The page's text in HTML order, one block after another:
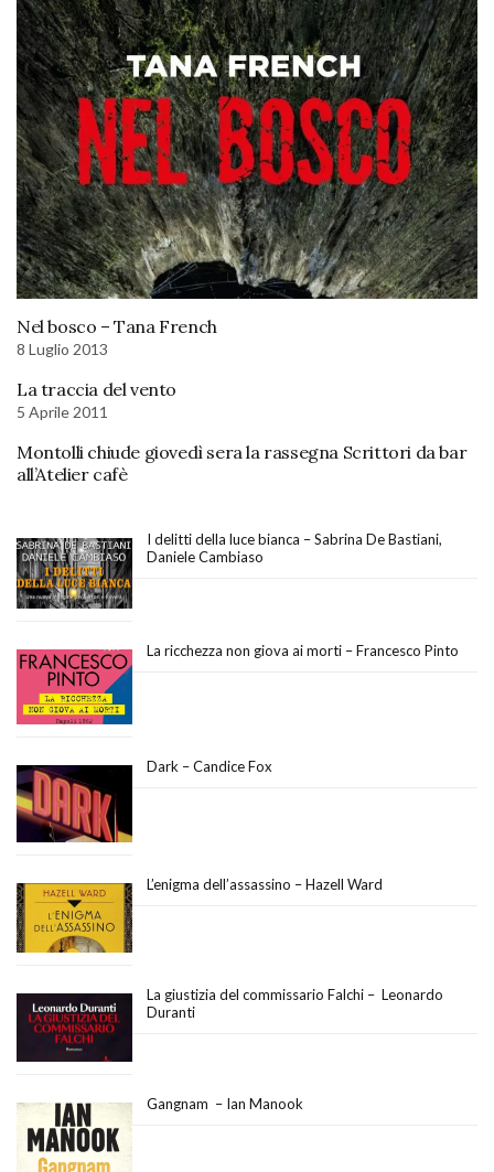
Nel bosco – Tana French
8 Luglio 2013
La traccia del vento
5 Aprile 2011
Montolli chiude giovedì sera la rassegna Scrittori da bar
all’Atelier cafè
I delitti della luce bianca – Sabrina De Bastiani,
Daniele Cambiaso
La ricchezza non giova ai morti – Francesco Pinto
Dark – Candice Fox
L’enigma dell’assassino – Hazell Ward
La giustizia del commissario Falchi – Leonardo
Duranti
Gangnam – Ian Manook